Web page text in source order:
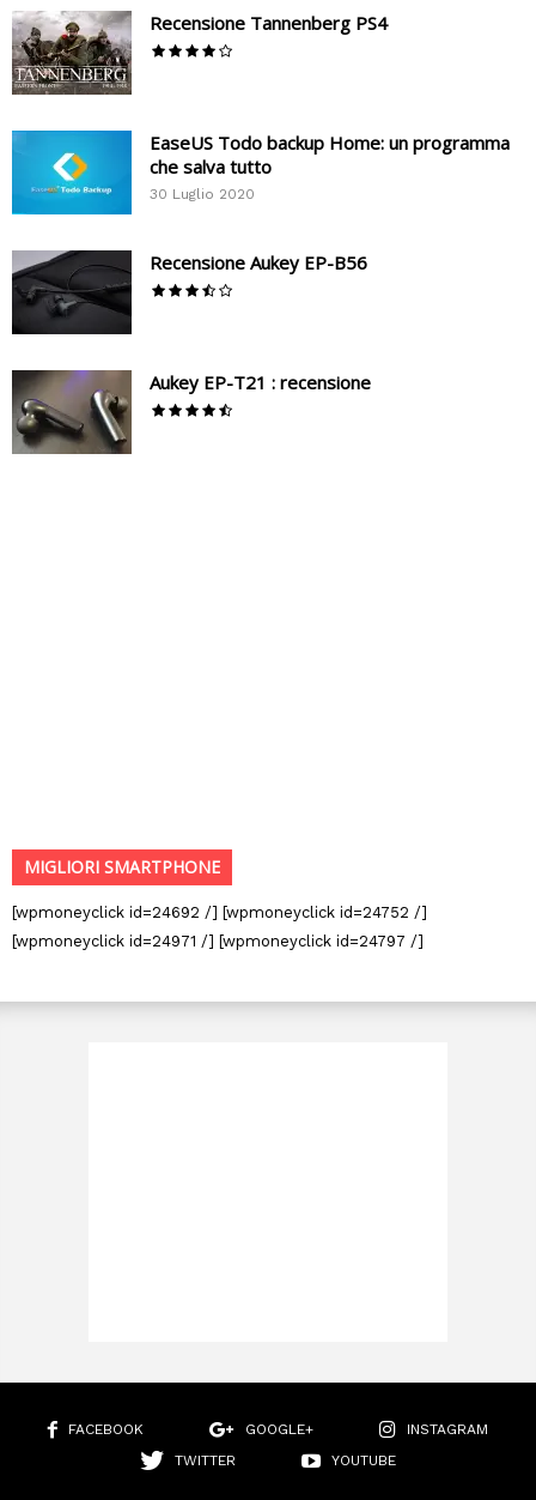
Recensione Tannenberg PS4
EaseUS Todo backup Home: un programma
che salva tutto
30 Luglio 2020
Recensione Aukey EP-B56
Aukey EP-T21 : recensione
MIGLIORI SMARTPHONE
[wpmoneyclick id=24692 /] [wpmoneyclick id=24752 /]
[wpmoneyclick id=24971 /] [wpmoneyclick id=24797 /]
FACEBOOK GOOGLE+
INSTAGRAM
TWITTER
YOUTUBE